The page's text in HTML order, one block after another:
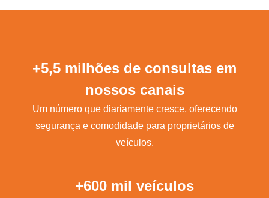
+5,5 milhões de consultas em
nossos canais
Um número que diariamente cresce, oferecendo
segurança e comodidade para proprietários de
veículos.
+600 mil veículos